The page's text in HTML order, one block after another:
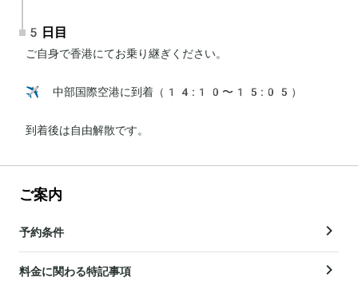
5日目
ご自身で香港にてお乗り継ぎください。
✈️ 中部国際空港に到着（14:10〜15:05）
到着後は自由解散です。
ご案内
予約条件
料金に関わる特記事項